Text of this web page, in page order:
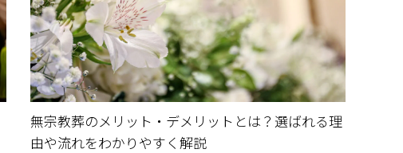
無宗教葬のメリット・デメリットとは？選ばれる理
由や流れをわかりやすく解説